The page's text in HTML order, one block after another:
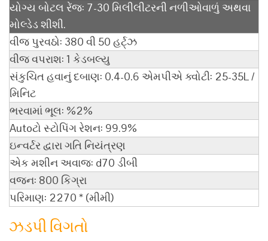
યોગ્ય બોટલ રેંજ: 7-30 મિલીલીટરની નળીઓવાળું અથવા
મોલ્ડેડ શીશી.
વીજ પુરવઠો: 380 વી 50 હર્ટ્ઝ
વીજ વપરાશ: 1 કેડબલ્યુ
સંકુચિત હવાનું દબાણ: 0.4-0.6 એમપીએ ક્વોટી: 25-35L /
મિનિટ
ભરવામાં ભૂલ: %2%
Autoટો સ્ટોપિંગ રેશન: 99.9%
ઇન્વર્ટર દ્વારા ગતિ નિયંત્રણ
એક મશીન અવાજ: d70 ડીબી
વજન: 800 કિગ્રા
પરિમાણ: 2270 * (મીમી)
ઝડપી વિગતો